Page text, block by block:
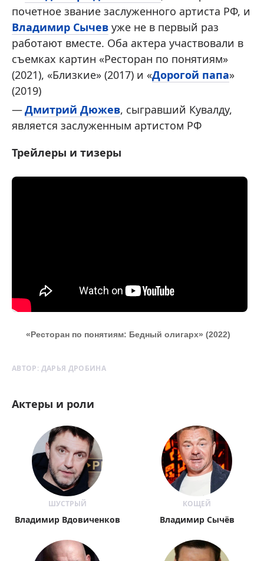
почетное звание заслуженного артиста РФ, и
Владимир Сычев уже не в первый раз
работают вместе. Оба актера участвовали в
съемках картин «Ресторан по понятиям»
(2021), «Близкие» (2017) и «Дорогой папа»
(2019)
Дмитрий Дюжев, сыгравший Кувалду,
является заслуженным артистом РФ
Трейлеры и тизеры
«Ресторан по понятиям: Бедный олигарх» (2022)
АВТОР: ДАРЬЯ ДРОБИНА
Актеры и роли
ШУСТРЫЙ
Владимир Вдовиченков
КОЩЕЙ
Владимир Сычёв